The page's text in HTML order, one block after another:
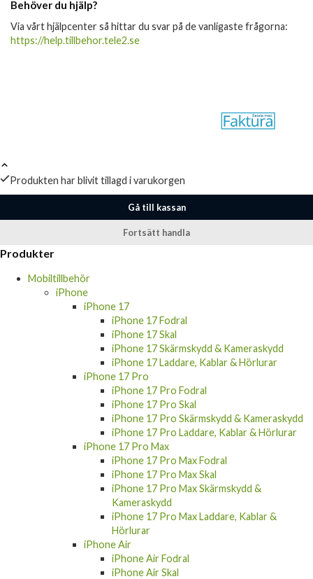
Behöver du hjälp?
Via vårt hjälpcenter så hittar du svar på de vanligaste frågorna:
https://help.tillbehor.tele2.se
Produkten har blivit tillagd i varukorgen
Gå till kassan
Fortsätt handla
Produkter
Mobiltillbehör
iPhone
iPhone 17
iPhone 17 Fodral
iPhone 17 Skal
iPhone 17 Skärmskydd & Kameraskydd
iPhone 17 Laddare, Kablar & Hörlurar
iPhone 17 Pro
iPhone 17 Pro Fodral
iPhone 17 Pro Skal
iPhone 17 Pro Skärmskydd & Kameraskydd
iPhone 17 Pro Laddare, Kablar & Hörlurar
iPhone 17 Pro Max
iPhone 17 Pro Max Fodral
iPhone 17 Pro Max Skal
iPhone 17 Pro Max Skärmskydd &
Kameraskydd
iPhone 17 Pro Max Laddare, Kablar &
Hörlurar
iPhone Air
iPhone Air Fodral
iPhone Air Skal